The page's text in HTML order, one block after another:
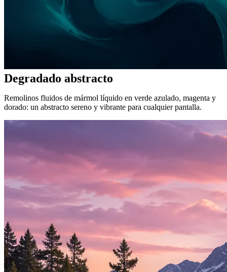
Degradado abstracto
Remolinos fluidos de mármol líquido en verde azulado, magenta y
dorado: un abstracto sereno y vibrante para cualquier pantalla.